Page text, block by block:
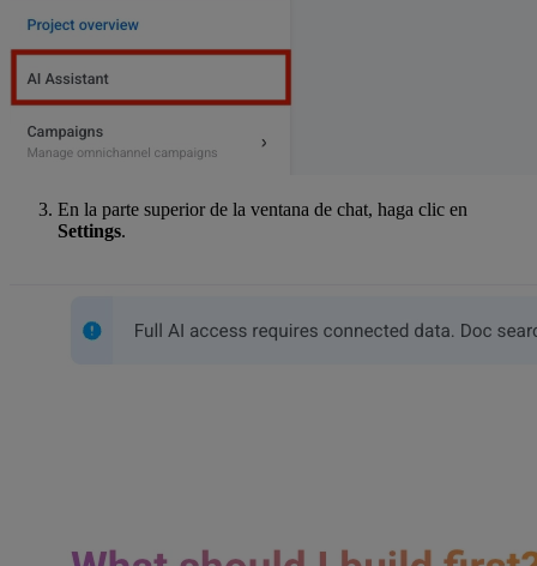
En la parte superior de la ventana de chat, haga clic en
Settings.